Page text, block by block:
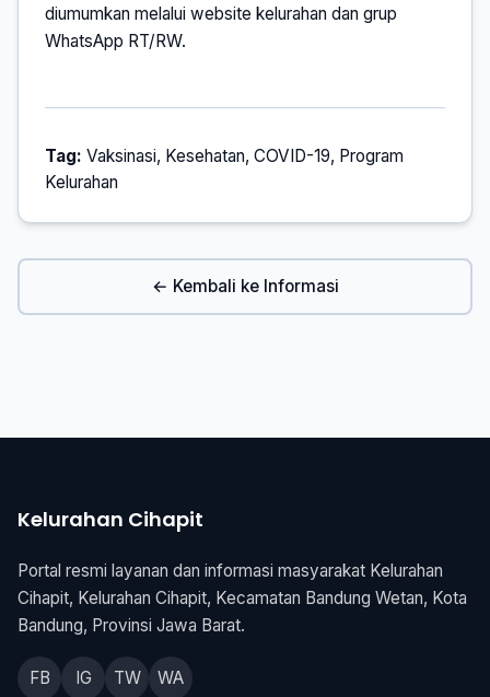
diumumkan melalui website kelurahan dan grup
WhatsApp RT/RW.
Tag: Vaksinasi, Kesehatan, COVID-19, Program
Kelurahan
← Kembali ke Informasi
Kelurahan Cihapit
Portal resmi layanan dan informasi masyarakat Kelurahan
Cihapit, Kelurahan Cihapit, Kecamatan Bandung Wetan, Kota
Bandung, Provinsi Jawa Barat.
FB IG TW WA